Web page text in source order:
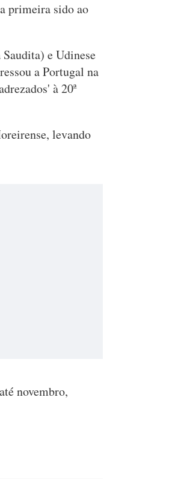
primeira sido ao
e Udinese
a Portugal na
à 20ª
levando
novembro,